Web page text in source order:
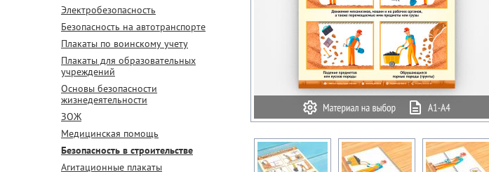
Электробезопасность
Безопасность на автотранспорте
Плакаты по воинскому учету
Плакаты для образовательных
учреждений
Основы безопасности
жизнедеятельности
ЗОЖ
Медицинская помощь
Безопасность в строительстве
Агитационные плакаты